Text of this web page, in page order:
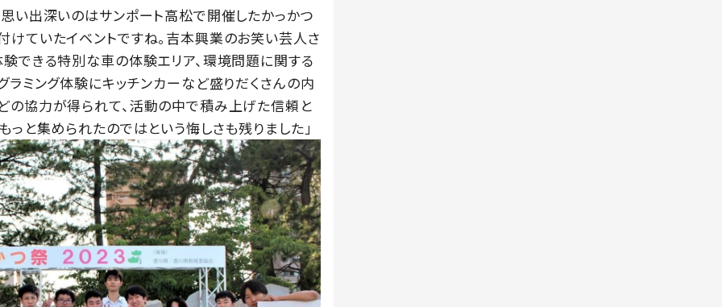
い出深いのはサンポート高松で開催したかっかつ
けていたイベントですね。吉本興業のお笑い芸人さ
できる特別な車の体験エリア、環境問題に関する
ラミング体験にキッチンカーなど盛りだくさんの内
の協力が得られて、活動の中で積み上げた信頼と
と集められたのではという悔しさも残りました」